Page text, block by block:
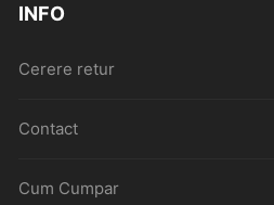
INFO
Cerere retur
Contact
Cum Cumpar